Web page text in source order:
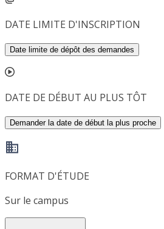
DATE LIMITE D'INSCRIPTION
Date limite de dépôt des demandes
DATE DE DÉBUT AU PLUS TÔT
Demander la date de début la plus proche
FORMAT D'ÉTUDE
Sur le campus